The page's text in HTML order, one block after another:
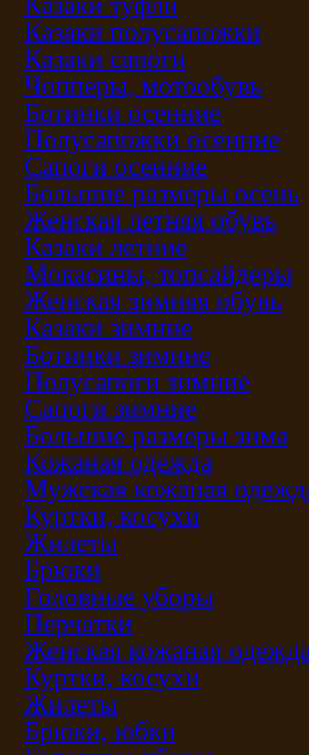
Казаки полусапожки
Казаки сапоги
Чопперы, мотообувь
Ботинки осенние
Полусапожки осенние
Сапоги осенние
Большие размеры осень
Женская летняя обувь
Казаки летние
Мокасины, топсайдеры
Женская зимняя обувь
Казаки зимние
Ботинки зимние
Полусапоги зимние
Сапоги зимние
Большие размеры зима
Кожаная одежда
Мужская кожаная
Куртки, косухи
Жилеты
Брюки
Головные уборы
Перчатки
Женская кожаная
Куртки, косухи
Жилеты
Брюки, юбки